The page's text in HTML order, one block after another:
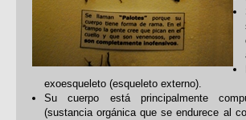
exoesqueleto (esqueleto externo).
Su cuerpo está principalmente
(sustancia orgánica que se endurece al